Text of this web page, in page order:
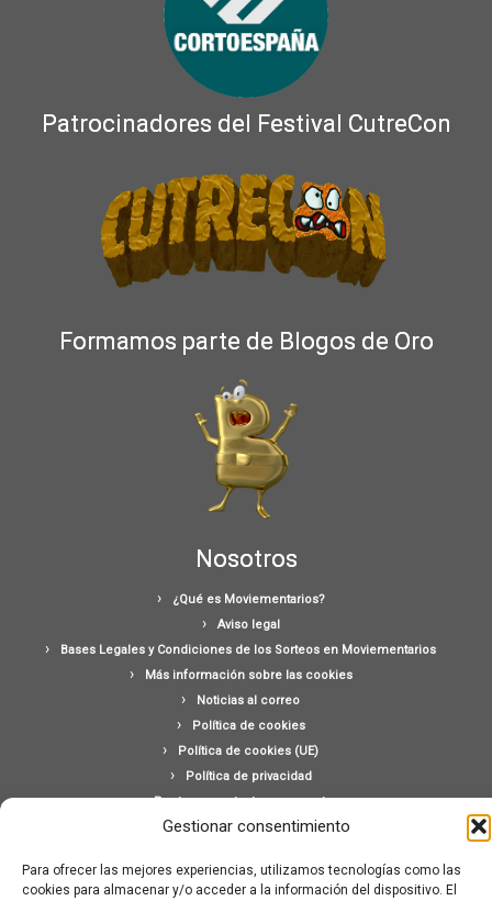
Gestionar consentimiento
Para ofrecer las mejores experiencias, utilizamos tecnologías como las
cookies para almacenar y/o acceder a la información del dispositivo. El
Patrocinadores del Festival CutreCon
Formamos parte de Blogos de Oro
Nosotros
¿Qué es Moviementarios?
Aviso legal
Bases Legales y Condiciones de los Sorteos en Moviementarios
Más información sobre las cookies
Noticias al correo
Política de cookies
Política de cookies (UE)
Política de privacidad
Ponte en contacto con nosotros